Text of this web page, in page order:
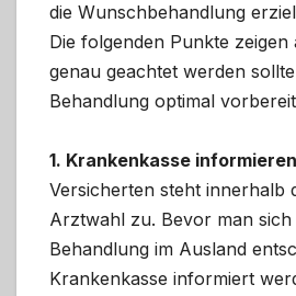
die Wunschbehandlung
Die folgenden Punkte
genau geachtet werden
Behandlung optimal
1. Krankenkasse informieren
Versicherten steht innerhalb
Arztwahl zu. Bevor man
Behandlung im Ausland
Krankenkasse informiert